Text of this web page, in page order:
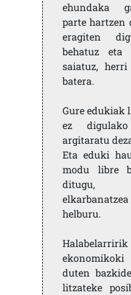
ehundaka
parte hartzen
eragiten
behatuz eta
saiatuz,
batera.
Gure edukiak
ez
argitaratu
Eta eduki
modu libre
ditugu,
helburu.
duten
litzateke